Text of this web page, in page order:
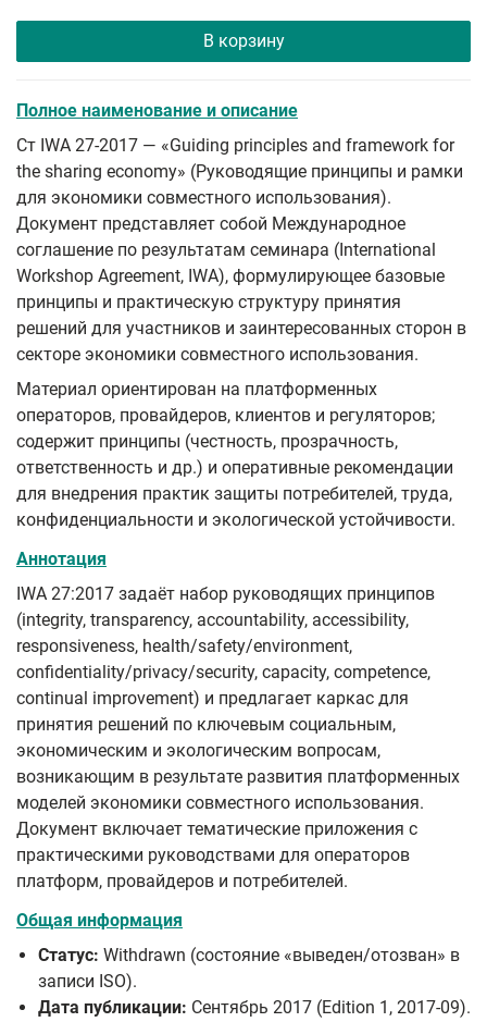
В корзину
Полное наименование и описание
Ст IWA 27-2017 — «Guiding principles and framework for
the sharing economy» (Руководящие принципы и рамки
для экономики совместного использования).
Документ представляет собой Международное
соглашение по результатам семинара (International
Workshop Agreement, IWA), формулирующее базовые
принципы и практическую структуру принятия
решений для участников и заинтересованных сторон в
секторе экономики совместного использования.
Материал ориентирован на платформенных
операторов, провайдеров, клиентов и регуляторов;
содержит принципы (честность, прозрачность,
ответственность и др.) и оперативные рекомендации
для внедрения практик защиты потребителей, труда,
конфиденциальности и экологической устойчивости.
Аннотация
IWA 27:2017 задаёт набор руководящих принципов
(integrity, transparency, accountability, accessibility,
responsiveness, health/safety/environment,
confidentiality/privacy/security, capacity, competence,
continual improvement) и предлагает каркас для
принятия решений по ключевым социальным,
экономическим и экологическим вопросам,
возникающим в результате развития платформенных
моделей экономики совместного использования.
Документ включает тематические приложения с
практическими руководствами для операторов
платформ, провайдеров и потребителей.
Общая информация
Статус: Withdrawn (состояние «выведен/отозван» в
записи ISO).
Дата публикации: Сентябрь 2017 (Edition 1, 2017-09).